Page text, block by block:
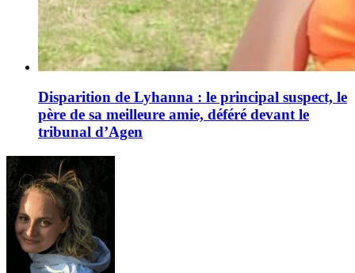
Disparition de Lyhanna : le principal suspect, le
père de sa meilleure amie, déféré devant le
tribunal d’Agen